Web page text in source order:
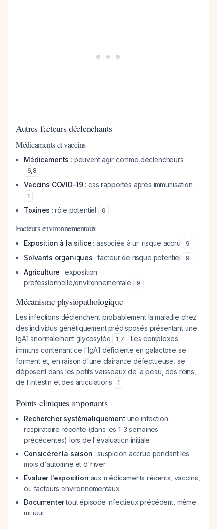
Autres facteurs déclenchants
Médicaments et vaccins
Médicaments : peuvent agir comme déclencheurs
6,8
Vaccins COVID-19: cas rapportés après immunisation
1
Toxines : rôle potentiel 6
Facteurs environnementaux
Exposition à la silice : associée à un risque accru 9
Solvants organiques : facteur de risque potentiel 9
Agriculture : exposition
professionnelle/environnementale
9
Mécanisme physiopathologique
Les infections déclenchent probablement la maladie chez
des individus génétiquement prédisposés présentant une
IgA1 anormalement glycosylée
1,7 . Les complexes
immuns contenant de l'IgA1 déficiente en galactose se
forment et, en raison d'une clairance défectueuse, se
déposent dans les petits vaisseaux de la peau, des reins,
de l'intestin et des articulations
1 .
Points cliniques importants
Rechercher systématiquement une infection
respiratoire récente (dans les 1-3 semaines
précédentes) lors de l'évaluation initiale
Considérer la saison : suspicion accrue pendant les
mois d'automne et d'hiver
Évaluer l'exposition aux médicaments récents, vaccins,
ou facteurs environnementaux
Documentertout épisode infectieux précédent, même
mineur